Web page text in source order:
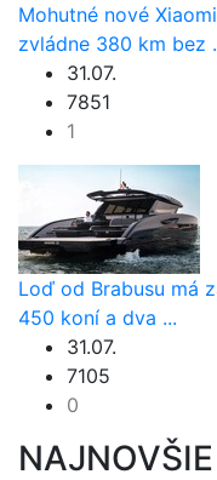
Mohutné nové
zvládne 380 km bez
31.07.
7851
1
Loď od Brabusu má
450 koní a dva ...
31.07.
7105
0